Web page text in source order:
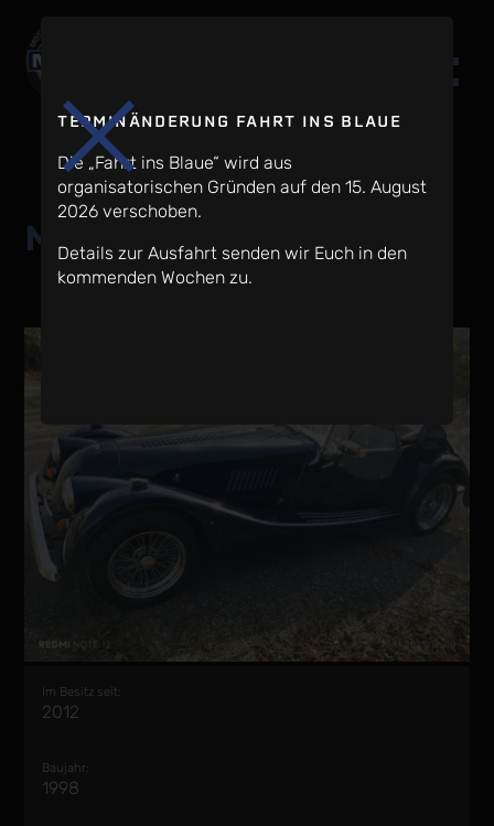
Morgan plus 8
Im Besitz seit:
2012
Baujahr:
1998
TERMINÄNDERUNG FAHRT INS BLAUE
Die „Fahrt ins Blaue“ wird aus
organisatorischen Gründen auf den 15. August
2026 verschoben.
Details zur Ausfahrt senden wir Euch in den
kommenden Wochen zu.